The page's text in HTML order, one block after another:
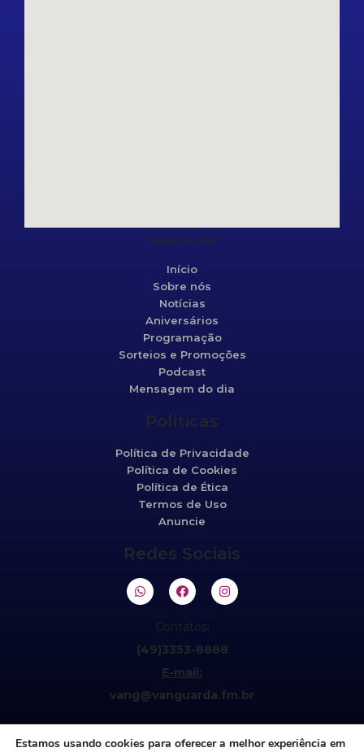
Mapa do site
Início
Sobre nós
Notícias
Aniversários
Programação
Sorteios e Promoções
Podcast
Mensagem do dia
Políticas
Política de Privacidade
Política de Cookies
Política de Ética
Termos de Uso
Anuncie
Redes Sociais
Contatos:
(49)3353-8888
E-mail:
vang@vanguarda.fm.br
Estamos usando cookies para oferecer a melhor experiência em